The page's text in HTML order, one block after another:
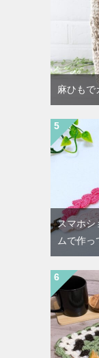
麻ひもで
スマホシ
ムで作っ